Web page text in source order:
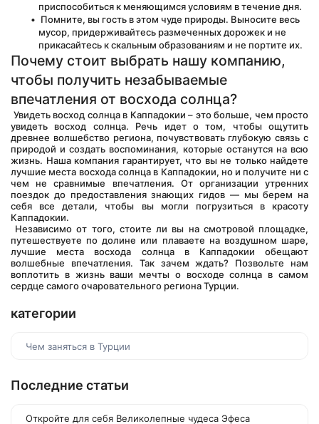
приспособиться к меняющимся условиям в течение дня.
Помните, вы гость в этом чуде природы. Выносите весь
мусор, придерживайтесь размеченных дорожек и не
прикасайтесь к скальным образованиям и не портите их.
Почему стоит выбрать нашу компанию,
чтобы получить незабываемые
впечатления от восхода солнца?
увидеть восход солнца. Речь идет о том, чтобы ощутить
древнее волшебство региона, почувствовать глубокую связь с
природой и создать воспоминания, которые останутся на всю
жизнь. Наша компания гарантирует, что вы не только найдете
лучшие места восхода солнца в Каппадокии, но и получите ни с
чем не сравнимые впечатления. От организации утренних
поездок до предоставления знающих гидов — мы берем на
себя все детали, чтобы вы могли погрузиться в красоту
Каппадокии.
путешествуете по долине или плаваете на воздушном шаре,
лучшие места восхода солнца в Каппадокии обещают
волшебные впечатления. Так зачем ждать? Позвольте нам
воплотить в жизнь ваши мечты о восходе солнца в самом
сердце самого очаровательного региона Турции.
категории
Чем заняться в Турции
Последние статьи
Откройте для себя Великолепные чудеса Эфеса